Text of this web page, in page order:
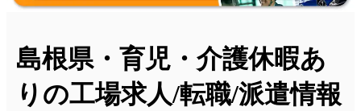
島根県・育児・介護休暇あ
りの工場求人/転職/派遣情報